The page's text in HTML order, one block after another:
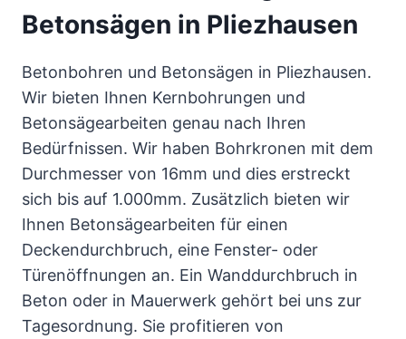
Betonsägen in Pliezhausen
Betonbohren und Betonsägen in Pliezhausen.
Wir bieten Ihnen Kernbohrungen und
Betonsägearbeiten genau nach Ihren
Bedürfnissen. Wir haben Bohrkronen mit dem
Durchmesser von 16mm und dies erstreckt
sich bis auf 1.000mm. Zusätzlich bieten wir
Ihnen Betonsägearbeiten für einen
Deckendurchbruch, eine Fenster- oder
Türenöffnungen an. Ein Wanddurchbruch in
Beton oder in Mauerwerk gehört bei uns zur
Tagesordnung. Sie profitieren von